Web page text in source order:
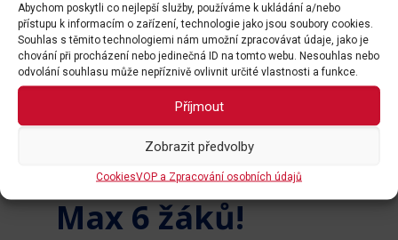
Abychom poskytli co nejlepší služby, používáme k ukládání a/nebo
přístupu k informacím o zařízení, technologie jako jsou soubory cookies.
Souhlas s těmito technologiemi nám umožní zpracovávat údaje, jako je
chování při procházení nebo jedinečná ID na tomto webu. Nesouhlas nebo
odvolání souhlasu může nepříznivě ovlivnit určité vlastnosti a funkce.
Příjmout
Zobrazit předvolby
CookiesVOP a Zpracování osobních údajů
Kurzy pro děti v ZŠ
Kunratice - kurz
obsazen
Středa: 14:00
Druhá třída
Max 6 žáků!